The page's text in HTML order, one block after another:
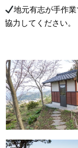
地元有志が手作
協力してください。